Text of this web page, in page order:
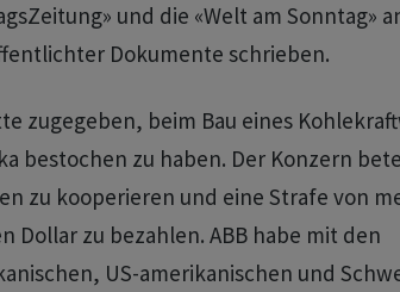
und die «Welt am Sonntag»
Dokumente schrieben.
zugegeben, beim Bau eines
bestochen zu haben. Der Konzern
zu kooperieren und eine Strafe von
Dollar zu bezahlen. ABB habe mit den
US-amerikanischen und